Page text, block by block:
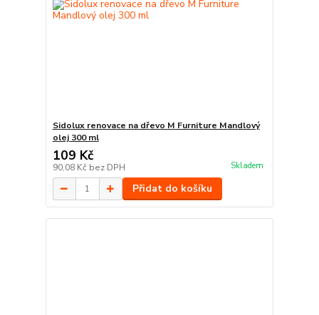
Sidolux renovace na dřevo M Furniture Mandlový
olej 300 ml
109 Kč
90,08 Kč bez DPH Skladem
Přidat do košíku